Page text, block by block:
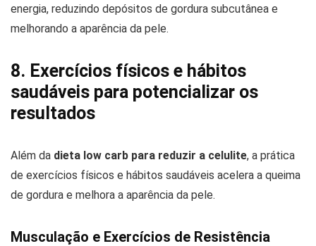
energia, reduzindo depósitos de gordura subcutânea e
melhorando a aparência da pele.
8. Exercícios físicos e hábitos
saudáveis para potencializar os
resultados
Além da dieta low carb para reduzir a celulite, a prática
de exercícios físicos e hábitos saudáveis acelera a queima
de gordura e melhora a aparência da pele.
Musculação e Exercícios de Resistência